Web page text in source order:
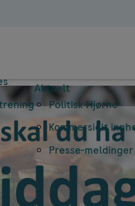
Aktuelt
Politisk Hjørne
Kommersielt
Presse-meldinger